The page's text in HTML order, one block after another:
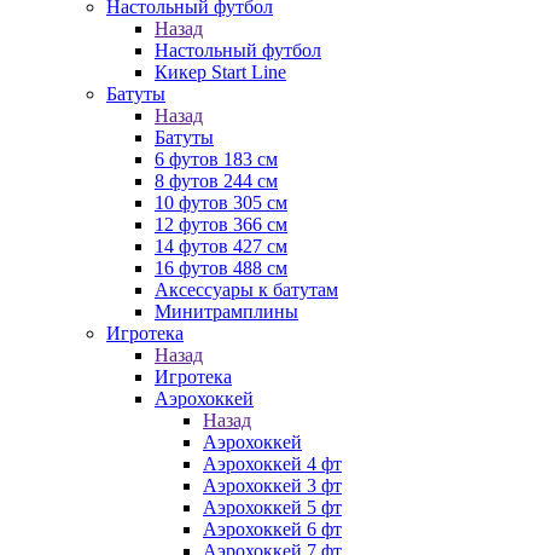
Настольный футбол
Назад
Настольный футбол
Кикер Start Line
Батуты
Назад
Батуты
6 футов 183 см
8 футов 244 см
10 футов 305 см
12 футов 366 см
14 футов 427 см
16 футов 488 см
Аксессуары к батутам
Минитрамплины
Игротека
Назад
Игротека
Аэрохоккей
Назад
Аэрохоккей
Аэрохоккей 4 фт
Аэрохоккей 3 фт
Аэрохоккей 5 фт
Аэрохоккей 6 фт
Аэрохоккей 7 фт